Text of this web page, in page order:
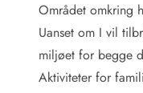
We love people!
Fritidsaktiviteter
Esmark VIP partnerfordele
Området omkring
Uanset om I vil
miljøet for begge
Aktiviteter for